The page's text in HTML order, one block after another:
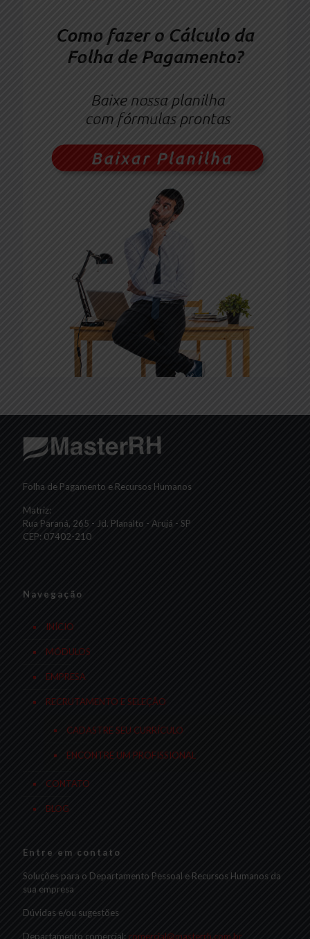
Folha de Pagamento e Recursos Humanos
Matriz:
Rua Paraná, 265 - Jd. Planalto - Arujá - SP
CEP: 07402-210
Navegação
INÍCIO
MÓDULOS
EMPRESA
RECRUTAMENTO E SELEÇÃO
CADASTRE SEU CURRÍCULO
ENCONTRE UM PROFISSIONAL
CONTATO
BLOG
Entre em contato
Soluções para o Departamento Pessoal e Recursos Humanos da
sua empresa
Dúvidas e/ou sugestões
Departamento comercial: comercial@masterrh.com.br